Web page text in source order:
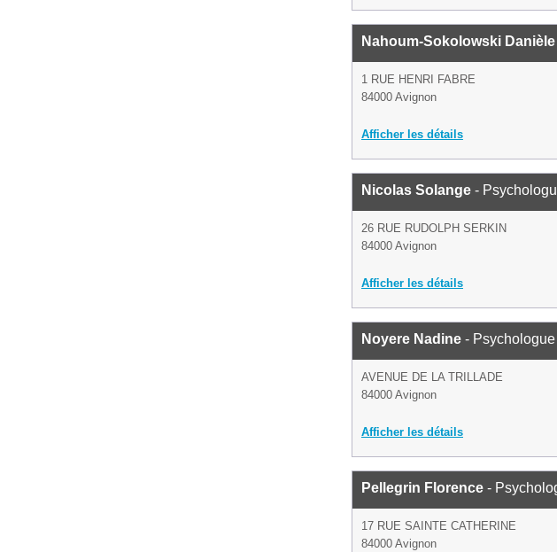
Nahoum-Sokolowski Danièle
1 RUE HENRI FABRE
84000 Avignon
Afficher les détails
Nicolas Solange -
26 RUE RUDOLPH SERKIN
84000 Avignon
Afficher les détails
Noyere Nadine - Psychologue
AVENUE DE LA TRILLADE
84000 Avignon
Afficher les détails
Pellegrin Florence -
17 RUE SAINTE CATHERINE
84000 Avignon